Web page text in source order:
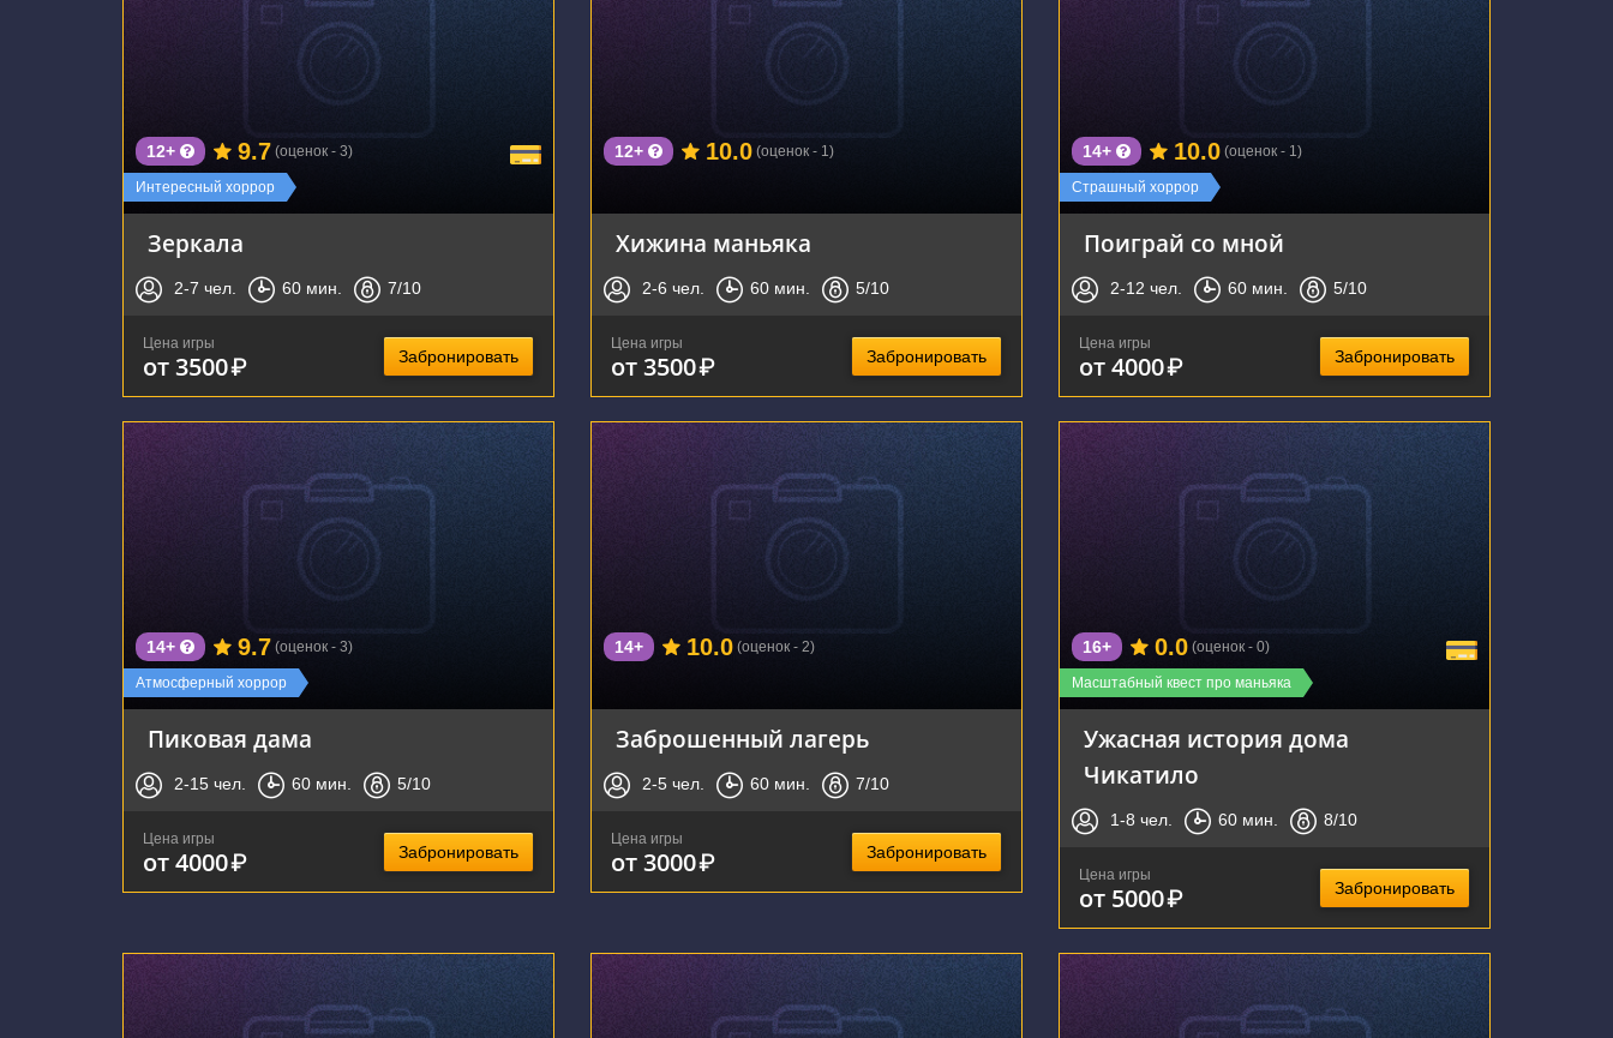
г. Воронеж, улица Лидии Рябцевой, 54
Интересный хоррор
12+ 9.7 (оценок - 3)
Зеркала
2-7 чел. 60 мин. 7/10
Цена игры
от 3500₽ Забронировать
г. Воронеж, улица Лидии Рябцевой, 54
12+ 10.0 (оценок - 1)
Хижина маньяка
2-6 чел. 60 мин. 5/10
Цена игры
от 3500₽ Забронировать
г. Воронеж, Плехановская улица, 52
Страшный хоррор
14+ 10.0 (оценок - 1)
Поиграй со мной
2-12 чел. 60 мин. 5/10
Цена игры
от 4000₽ Забронировать
г. Воронеж, улица Свободы, 59А
Атмосферный хоррор
14+ 9.7 (оценок - 3)
Пиковая дама
2-15 чел. 60 мин. 5/10
Цена игры
от 4000₽ Забронировать
г. Воронеж, улица Домостроителей, 57
14+ 10.0 (оценок - 2)
Заброшенный лагерь
2-5 чел. 60 мин. 7/10
Цена игры
от 3000₽ Забронировать
г. Воронеж, Арсенальная улица, 4А
Масштабный квест про маньяка
16+ 0.0 (оценок - 0)
Ужасная история дома
Чикатило
1-8 чел. 60 мин. 8/10
Цена игры
от 5000₽ Забронировать